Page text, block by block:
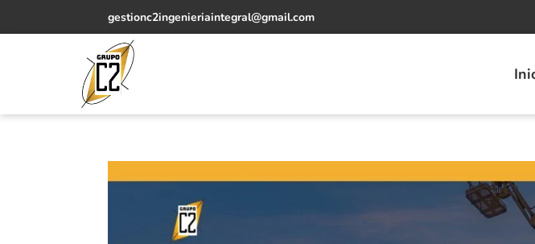
gestionc2ingenieriaintegral@gmail.com